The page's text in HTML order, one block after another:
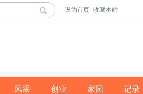
设为首页 收藏本站
风采 创业 家园 记录